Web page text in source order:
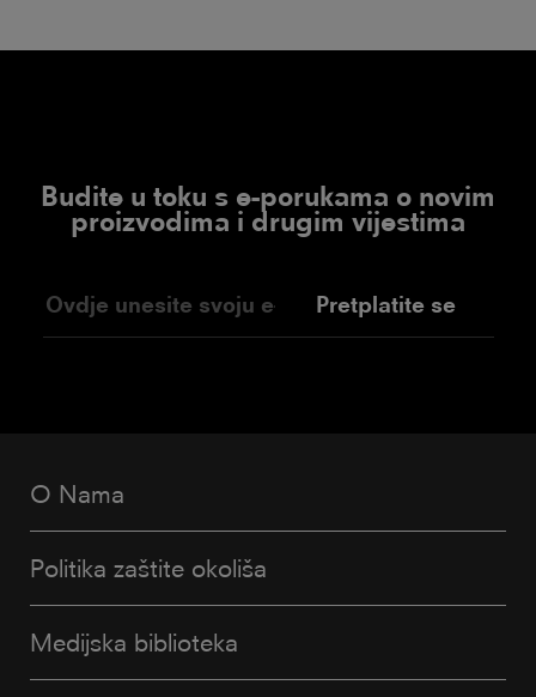
Budite u toku s e-porukama o novim
proizvodima i drugim vijestima
Pretplatite se
O Nama
Politika zaštite okoliša
Medijska biblioteka